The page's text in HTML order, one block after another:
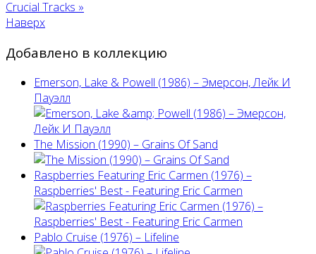
Crucial Tracks »
Наверх
Добавлено в коллекцию
Emerson, Lake & Powell (1986) ‎– Эмерсон, Лейк И
Пауэлл
The Mission (1990) – Grains Of Sand
Raspberries Featuring Eric Carmen (1976) –
Raspberries' Best - Featuring Eric Carmen
Pablo Cruise (1976) – Lifeline